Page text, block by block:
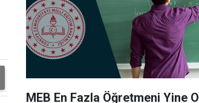
MEB En Fazla Öğretmeni Yine O